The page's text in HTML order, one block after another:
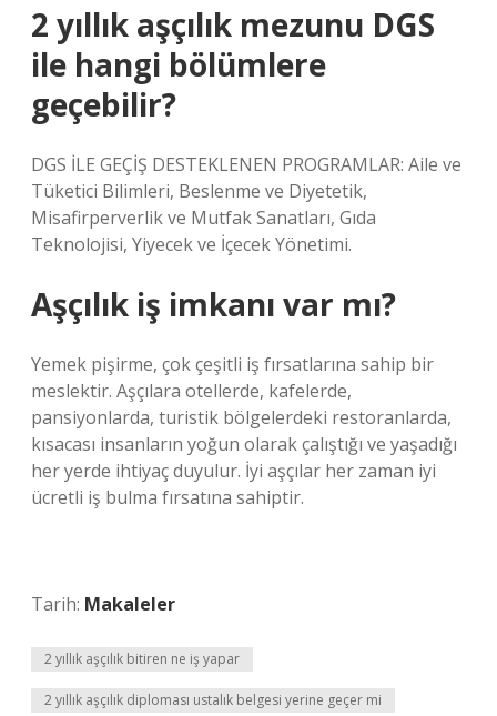
2 yıllık aşçılık mezunu DGS
ile hangi bölümlere
geçebilir?
DGS İLE GEÇİŞ DESTEKLENEN PROGRAMLAR: Aile ve
Tüketici Bilimleri, Beslenme ve Diyetetik,
Misafirperverlik ve Mutfak Sanatları, Gıda
Teknolojisi, Yiyecek ve İçecek Yönetimi.
Aşçılık iş imkanı var mı?
Yemek pişirme, çok çeşitli iş fırsatlarına sahip bir
meslektir. Aşçılara otellerde, kafelerde,
pansiyonlarda, turistik bölgelerdeki restoranlarda,
kısacası insanların yoğun olarak çalıştığı ve yaşadığı
her yerde ihtiyaç duyulur. İyi aşçılar her zaman iyi
ücretli iş bulma fırsatına sahiptir.
Tarih: Makaleler
2 yıllık aşçılık bitiren ne iş yapar
2 yıllık aşçılık diploması ustalık belgesi yerine geçer mi